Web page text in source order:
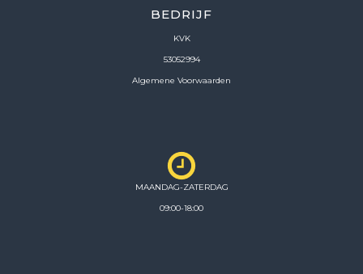
BEDRIJF
KVK
53052994
Algemene Voorwaarden
MAANDAG-ZATERDAG
09:00-18:00